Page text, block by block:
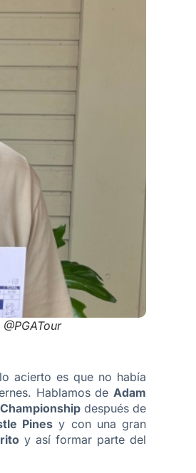
acierto es que no había
Hablamos de Adam
después de
Pines y con una gran
y así formar parte del